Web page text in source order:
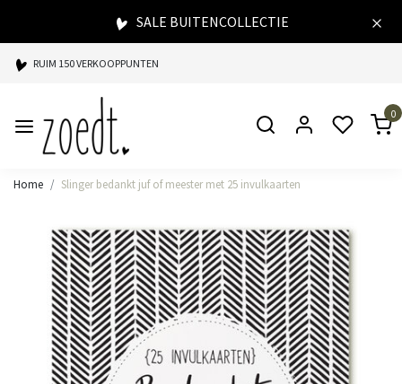
SALE BUITENCOLLECTIE
RUIM 150 VERKOOPPUNTEN
SPAARPUNTEN BIJ ELKE AANKOOP
SNELLE LEVERING
0
Home Slinger bedankt juf of meester met 25 invulkaarten